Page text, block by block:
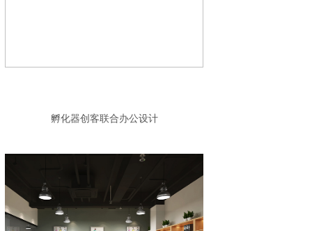
孵化器创客联合办公设计